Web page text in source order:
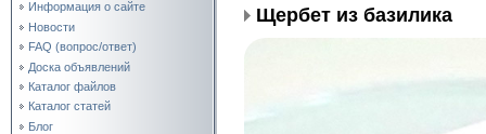
Информация о сайте
Новости
FAQ (вопрос/ответ)
Доска объявлений
Каталог файлов
Каталог статей
Блог
Щербет из базилика